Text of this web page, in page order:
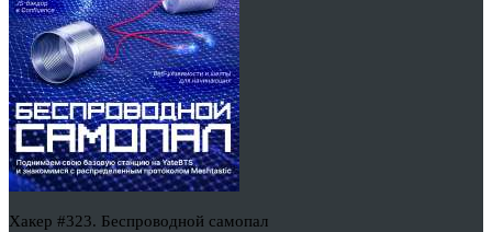
Хакер #323. Беспроводной самопал